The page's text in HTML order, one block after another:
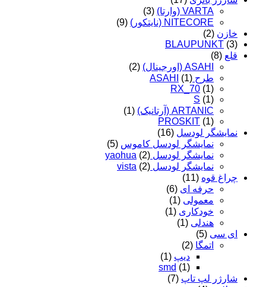
VARTA (وارتا)
(3)
NITECORE (نایتکور)
(9)
خازن (2)
BLAUPUNKT (3)
قلع (8)
ASAHI (اورجینال)
(2)
طرح ASAHI (1)
RX_70 (1)
S (1)
ARTANIC (آرتانیک)
(1)
PROSKIT (1)
نمایشگر لودسل (16)
نمایشگر لودسل کاموس (5)
نمایشگر لودسل yaohua (2)
نمایشگر لودسل vista (2)
چراغ قوه (11)
حرفه ای (6)
معمولی (1)
خودکاری (1)
هندلی (1)
ای سی (5)
اتمگا (2)
دیپ (1)
smd (1)
شارژر لپ تاپ (7)